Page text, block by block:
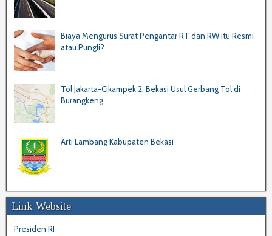
Biaya Mengurus Surat Pengantar RT dan RW itu Resmi
atau Pungli?
Tol Jakarta-Cikampek 2, Bekasi Usul Gerbang Tol di
Burangkeng
Arti Lambang Kabupaten Bekasi
Link Website
Presiden RI